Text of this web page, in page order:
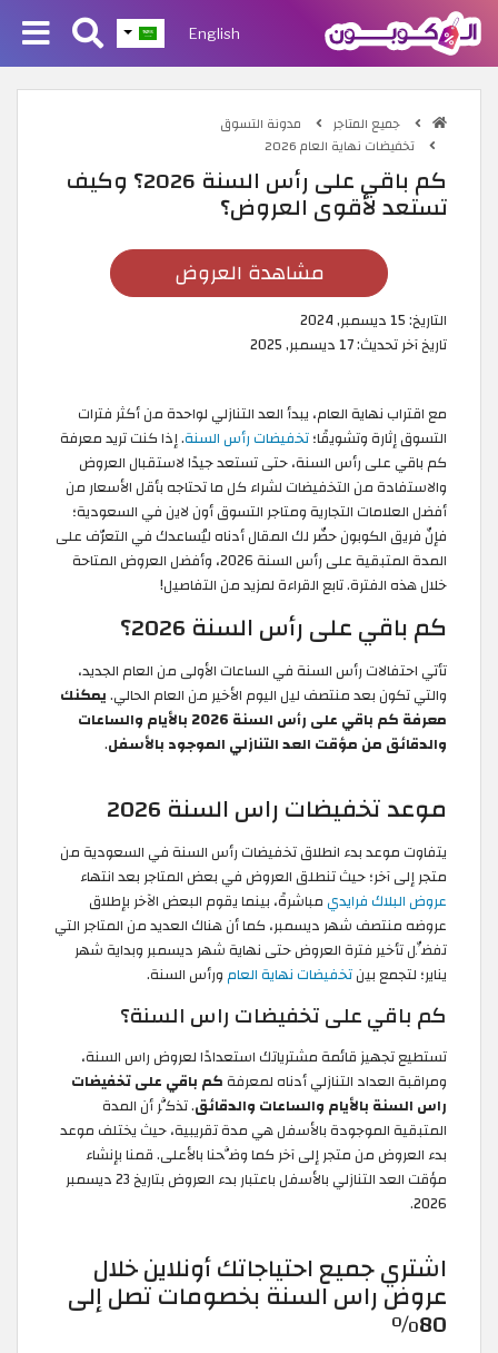
English
جميع المتاجر
مدونة التسوق
تخفيضات نهاية العام 2026
كم باقي على رأس السنة 2026؟ وكيف
تستعد لأقوى العروض؟
مشاهدة العروض
التاريخ:15 ديسمبر, 2024
تاريخ آخر تحديث:17 ديسمبر, 2025
مع اقتراب نهاية العام، يبدأ العد التنازلي لواحدة من أكثر فترات
التسوق إثارة وتشويقًا؛تخفيضات رأس السنة. إذا كنت تريد معرفة
كم باقي على رأس السنة، حتى تستعد جيدًا لاستقبال العروض
والاستفادة من التخفيضات لشراء كل ما تحتاجه بأقل الأسعار من
أفضل العلامات التجارية ومتاجر التسوق أون لاين في السعودية؛
فإنّ فريق الكوبون حضّر لك المقال أدناه ليُساعدك في التعرّف على
المدة المتبقية على رأس السنة 2026، وأفضل العروض المتاحة
خلال هذه الفترة. تابع القراءة لمزيد من التفاصيل!
كم باقي على رأس السنة 2026؟
تأتي احتفالات رأس السنة في الساعات الأولى من العام الجديد،
والتي تكون بعد منتصف ليل اليوم الأخير من العام الحالي.يمكنك
معرفة كم باقي على رأس السنة 2026 بالأيام والساعات
والدقائق من مؤقت العد التنازلي الموجود بالأسفل.
موعد تخفيضات راس السنة 2026
يتفاوت موعد بدء انطلاق تخفيضات رأس السنة في السعودية من
متجر إلى آخر؛ حيث تنطلق العروض في بعض المتاجر بعد انتهاء
عروض البلاك فرايديمباشرةً، بينما يقوم البعض الآخر بإطلاق
عروضه منتصف شهر ديسمبر، كما أن هناك العديد من المتاجر التي
تفضِّل تأخير فترة العروض حتى نهاية شهر ديسمبر وبداية شهر
يناير؛ لتجمع بينتخفيضات نهاية العامورأس السنة.
كم باقي على تخفيضات راس السنة؟
تستطيع تجهيز قائمة مشترياتك استعدادًا لعروض راس السنة،
ومراقبة العداد التنازلي أدناه لمعرفة كم باقي على تخفيضات
راس السنة بالأيام والساعات والدقائق. تذكَّر أن المدة
المتبقية الموجودة بالأسفل هي مدة تقريبية، حيث يختلف موعد
بدء العروض من متجر إلى آخر كما وضَّحنا بالأعلى. قمنا بإنشاء
مؤقت العد التنازلي بالأسفل باعتبار بدء العروض بتاريخ 23 ديسمبر
2026.
اشتري جميع احتياجاتك أونلاين خلال
عروض راس السنة بخصومات تصل إلى
80%